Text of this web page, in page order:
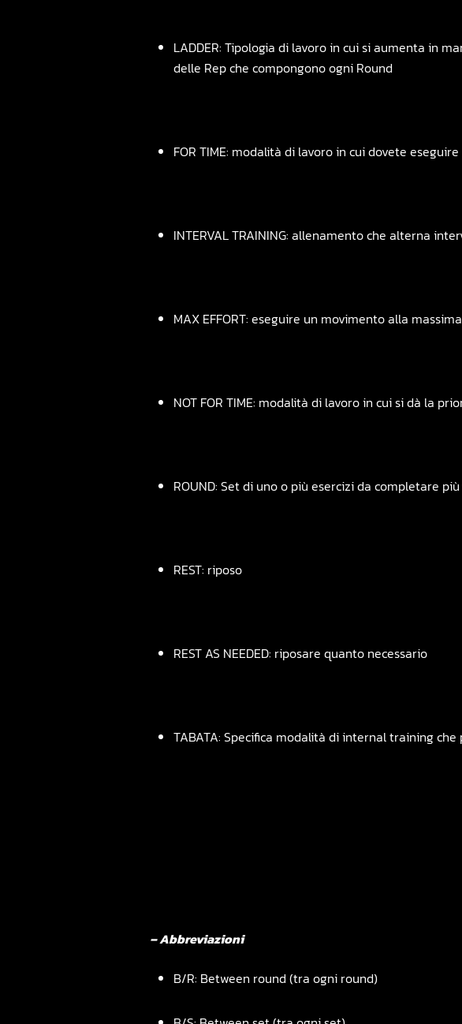
LADDER: Tipologia di lavoro in cui si aumenta in
delle Rep che compongono ogni Round
FOR TIME: modalità di lavoro in cui dovete
INTERVAL TRAINING: allenamento che alterna
MAX EFFORT: eseguire un movimento alla
NOT FOR TIME: modalità di lavoro in cui si dà la
ROUND: Set di uno o più esercizi da completare
REST: riposo
REST AS NEEDED: riposare quanto necessario
TABATA: Specifica modalità di internal training
– Abbreviazioni
B/R: Between round (tra ogni round)